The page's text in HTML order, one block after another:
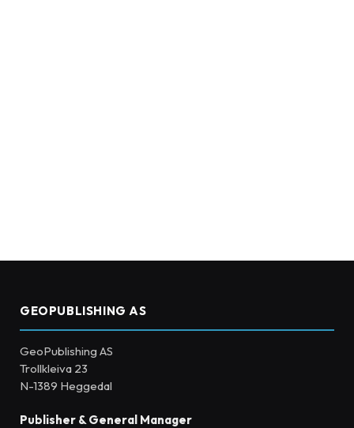
GEOPUBLISHING AS
GeoPublishing AS
Trollkleiva 23
N-1389 Heggedal
Publisher & General Manager